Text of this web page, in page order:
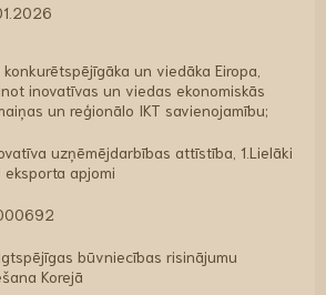
konkurētspējīgāka un viedāka Eiropa,
inovatīvas un viedas ekonomiskās
un reģionālo IKT savienojamību;
uzņēmējdarbības attīstība, 1.Lielāki
eksporta apjomi
būvniecības risinājumu
Korejā